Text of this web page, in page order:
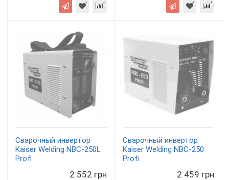
Сварочный инвертор
Kaiser Welding NBC-250L
Profi
2 552 грн
Сварочный инвертор
Kaiser Welding NBC-250
Profi
2 459 грн